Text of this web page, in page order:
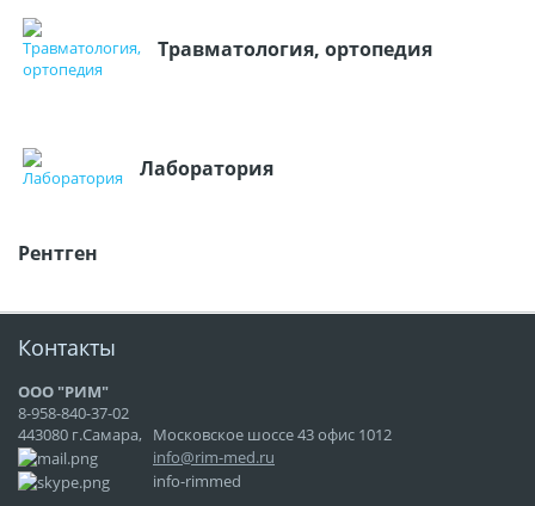
Травматология, ортопедия
Лаборатория
Рентген
Контакты
ООО "РИМ"
8-958-840-37-02
443080 г.Самара, Московское шоссе 43 офис 1012
info@rim-med.ru
info-rimmed